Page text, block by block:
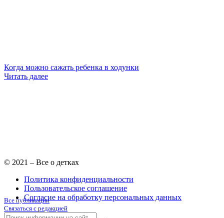
Когда можно сажать ребенка в ходунки
Читать далее
© 2021 – Все о детках
Политика конфиденциальности
Пользовательское соглашение
Согласие на обработку персональных данных
Все публикации
Связаться с редакцией